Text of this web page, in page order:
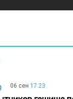
06 сен 17:23